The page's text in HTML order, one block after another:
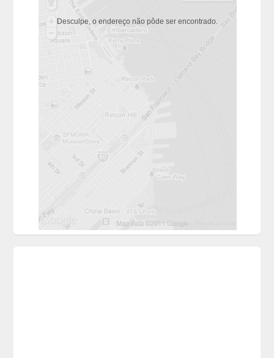
Desculpe, o endereço não pôde ser encontrado.